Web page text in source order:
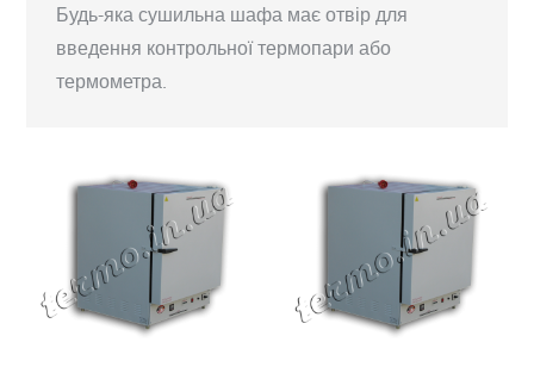
Будь-яка сушильна шафа має отвір для
введення контрольної термопари або
термометра.